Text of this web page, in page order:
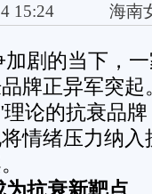
24 15:24 海南
剧的当下，
牌正异军突
论的抗衰品
情绪压力纳